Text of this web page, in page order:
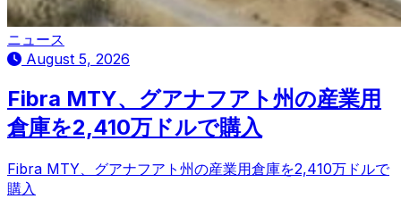
ニュース
August 5, 2026
Fibra MTY、グアナフアト州の産業用
倉庫を2,410万ドルで購入
Fibra MTY、グアナフアト州の産業用倉庫を2,410万ドルで
購入